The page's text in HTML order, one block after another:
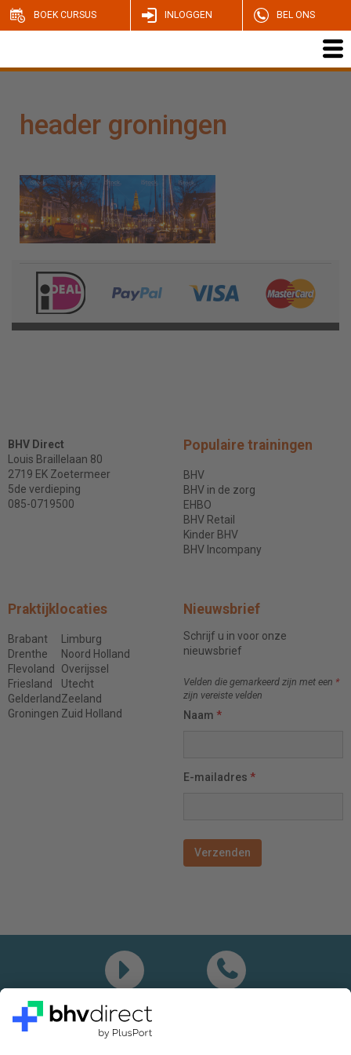
BOEK CURSUS INLOGGEN BEL ONS
header groningen
BHV Direct
Louis Braillelaan 80
2719 EK Zoetermeer
5de verdieping
085-0719500
Populaire trainingen
BHV
BHV in de zorg
EHBO
BHV Retail
Kinder BHV
BHV Incompany
Praktijklocaties
Brabant
Drenthe
Flevoland
Friesland
Gelderland
Groningen
Limburg
Noord Holland
Overijssel
Utecht
Zeeland
Zuid Holland
Nieuwsbrief
Schrijf u in voor onze
nieuwsbrief
Velden die gemarkeerd zijn met een *
zijn vereiste velden
Naam *
E-mailadres *
Demo